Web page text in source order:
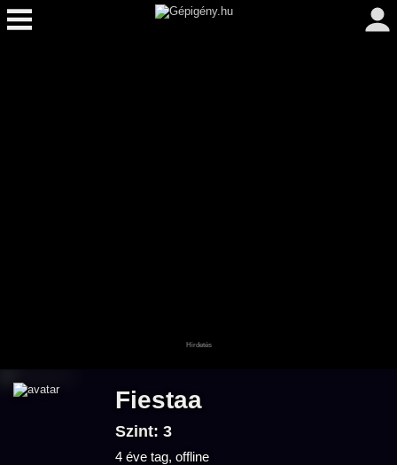
Fiestaa
Szint: 3
4 éve tag, offline